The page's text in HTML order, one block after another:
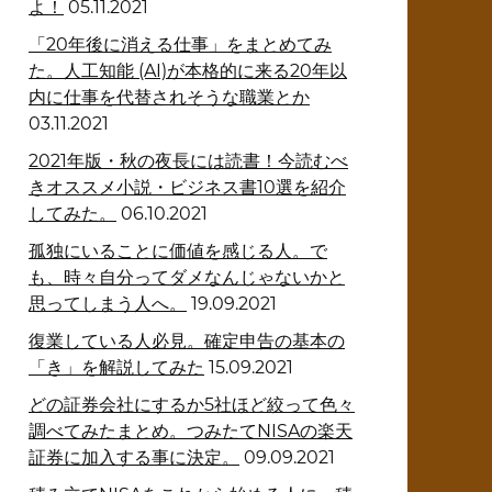
よ！ 05.11.2021
「20年後に消える仕事」をまとめてみ
た。人工知能 (AI)が本格的に来る20年以
内に仕事を代替されそうな職業とか
03.11.2021
2021年版・秋の夜長には読書！今読むべ
きオススメ小説・ビジネス書10選を紹介
してみた。
06.10.2021
孤独にいることに価値を感じる人。で
も、時々自分ってダメなんじゃないかと
思ってしまう人へ。
19.09.2021
復業している人必見。確定申告の基本の
「き」を解説してみた 15.09.2021
どの証券会社にするか5社ほど絞って色々
調べてみたまとめ。つみたてNISAの楽天
証券に加入する事に決定。
09.09.2021